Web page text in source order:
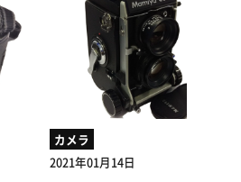
カメラ
2021年01月14日